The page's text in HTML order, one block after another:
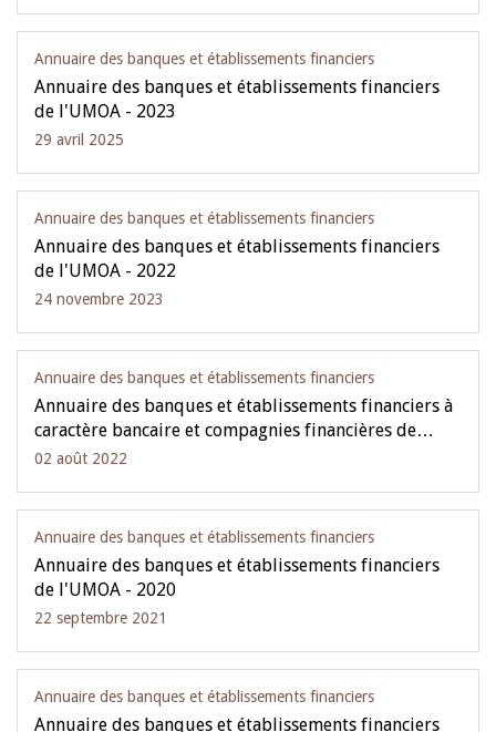
Annuaire des banques et établissements financiers
Annuaire des banques et établissements financiers
de l'UMOA - 2023
29 avril 2025
Annuaire des banques et établissements financiers
Annuaire des banques et établissements financiers
de l'UMOA - 2022
24 novembre 2023
Annuaire des banques et établissements financiers
Annuaire des banques et établissements financiers à
caractère bancaire et compagnies financières de…
02 août 2022
Annuaire des banques et établissements financiers
Annuaire des banques et établissements financiers
de l'UMOA - 2020
22 septembre 2021
Annuaire des banques et établissements financiers
Annuaire des banques et établissements financiers